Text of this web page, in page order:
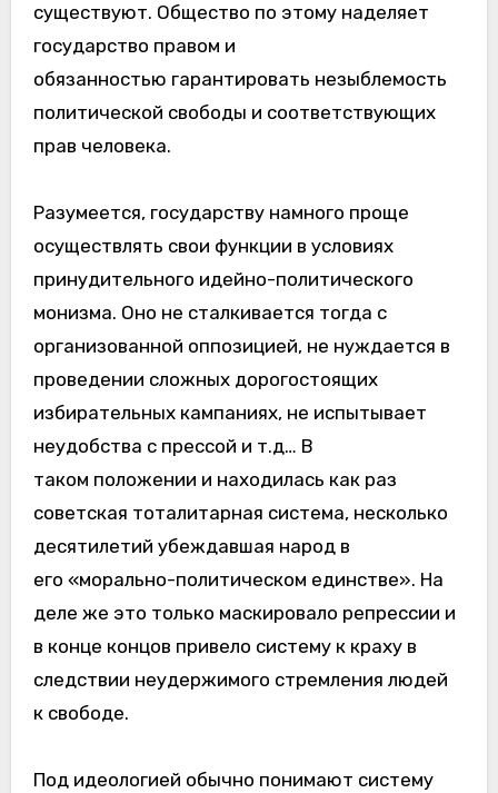
существуют. Общество по этому наделяет
государство правом и
обязанностью гарантировать незыблемость
политической свободы и соответствующих
прав человека.
Разумеется, государству намного проще
осуществлять свои функции в условиях
принудительного идейно-политического
монизма. Оно не сталкивается тогда с
организованной оппозицией, не нуждается в
проведении сложных дорогостоящих
избирательных кампаниях, не испытывает
неудобства с прессой и т.д… В
таком положении и находилась как раз
советская тоталитарная система, несколько
десятилетий убеждавшая народ в
его «морально-политическом единстве». На
деле же это только маскировало репрессии и
в конце концов привело систему к краху в
следствии неудержимого стремления людей
к свободе.
Под идеологией обычно понимают систему